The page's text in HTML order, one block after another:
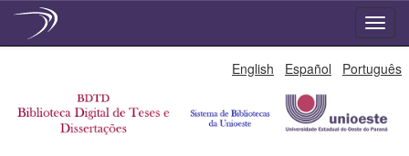
English Español Português